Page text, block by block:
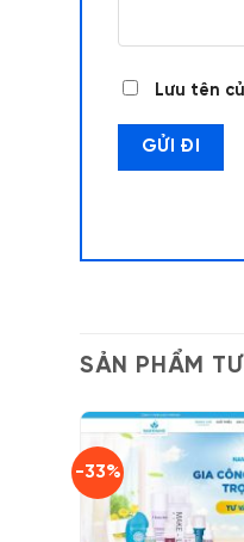
Lưu tên
SẢN PHẨM
-33%